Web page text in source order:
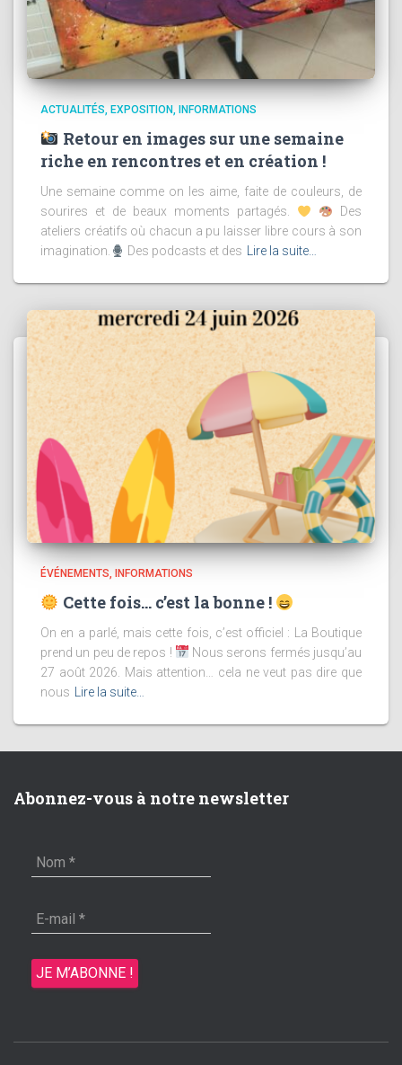
ACTUALITÉS EXPOSITION INFORMATIONS
Retour en images sur une semaine
riche en rencontres et en création !
Une semaine comme on les aime, faite de couleurs, de
sourires et de beaux moments partagés.
Des
ateliers créatifs où chacun a pu laisser libre cours à son
imagination.
Des podcasts et des Lire la suite…
ÉVÉNEMENTS INFORMATIONS
Cette fois… c’est la bonne !
On en a parlé, mais cette fois, c’est officiel : La Boutique
prend un peu de repos !
Nous serons fermés jusqu’au
27 août 2026. Mais attention… cela ne veut pas dire que
nous
Lire la suite…
Abonnez-vous à notre newsletter